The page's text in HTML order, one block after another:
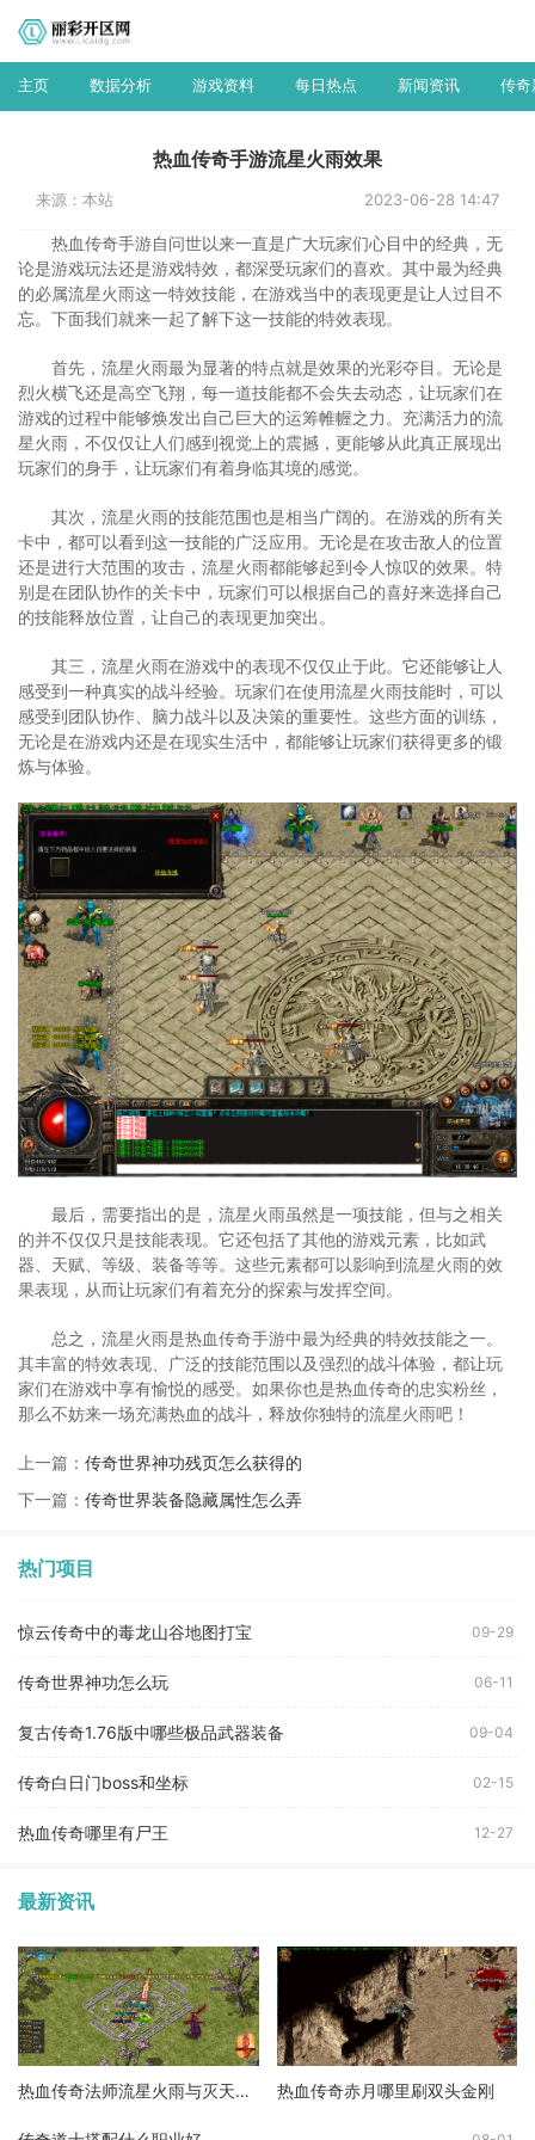
主页 数据分析 游戏资料 每日热点 新闻资讯 传奇
热血传奇手游流星火雨效果
来源：本站 2023-06-28 14:47
热血传奇手游自问世以来一直是广大玩家们心目中的经典，无
论是游戏玩法还是游戏特效，都深受玩家们的喜欢。其中最为经典
的必属流星火雨这一特效技能，在游戏当中的表现更是让人过目不
忘。下面我们就来一起了解下这一技能的特效表现。
首先，流星火雨最为显著的特点就是效果的光彩夺目。无论是
烈火横飞还是高空飞翔，每一道技能都不会失去动态，让玩家们在
游戏的过程中能够焕发出自己巨大的运筹帷幄之力。充满活力的流
星火雨，不仅仅让人们感到视觉上的震撼，更能够从此真正展现出
玩家们的身手，让玩家们有着身临其境的感觉。
其次，流星火雨的技能范围也是相当广阔的。在游戏的所有关
卡中，都可以看到这一技能的广泛应用。无论是在攻击敌人的位置
还是进行大范围的攻击，流星火雨都能够起到令人惊叹的效果。特
别是在团队协作的关卡中，玩家们可以根据自己的喜好来选择自己
的技能释放位置，让自己的表现更加突出。
其三，流星火雨在游戏中的表现不仅仅止于此。它还能够让人
感受到一种真实的战斗经验。玩家们在使用流星火雨技能时，可以
感受到团队协作、脑力战斗以及决策的重要性。这些方面的训练，
无论是在游戏内还是在现实生活中，都能够让玩家们获得更多的锻
炼与体验。
最后，需要指出的是，流星火雨虽然是一项技能，但与之相关
的并不仅仅只是技能表现。它还包括了其他的游戏元素，比如武
器、天赋、等级、装备等等。这些元素都可以影响到流星火雨的效
果表现，从而让玩家们有着充分的探索与发挥空间。
总之，流星火雨是热血传奇手游中最为经典的特效技能之一。
其丰富的特效表现、广泛的技能范围以及强烈的战斗体验，都让玩
家们在游戏中享有愉悦的感受。如果你也是热血传奇的忠实粉丝，
那么不妨来一场充满热血的战斗，释放你独特的流星火雨吧！
上一篇： 传奇世界神功残页怎么获得的
下一篇： 传奇世界装备隐藏属性怎么弄
热门项目
惊云传奇中的毒龙山谷地图打宝 09-29
传奇世界神功怎么玩 06-11
复古传奇1.76版中哪些极品武器装备 09-04
传奇白日门boss和坐标 02-15
热血传奇哪里有尸王 12-27
最新资讯
热血传奇法师流星火雨与灭天火伤害哪个高 热血传奇赤月哪里刷双头金刚